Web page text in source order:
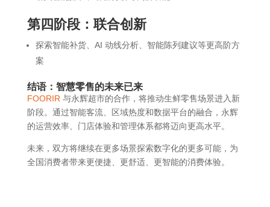
第四阶段：联合创新
探索智能补货、AI 动线分析、智能陈列建议等更高阶方
案
结语：智慧零售的未来已来
FOORIR 与永辉超市的合作，将推动生鲜零售场景进入新
阶段。通过智能客流、区域热度和数据平台的融合，永辉
的运营效率、门店体验和管理体系都将迈向更高水平。
未来，双方将继续在更多场景探索数字化的更多可能，为
全国消费者带来更便捷、更舒适、更智能的消费体验。